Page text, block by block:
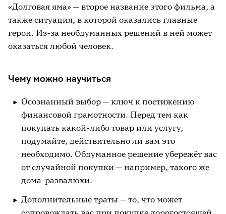
«Долговая яма» — второе название этого фильма, а
также ситуация, в которой оказались главные
герои. Из-за необдуманных решений в ней может
оказаться любой человек.
Чему можно научиться
Осознанный выбор — ключ к постижению
финансовой грамотности. Перед тем как
покупать какой-либо товар или услугу,
подумайте, действительно ли вам это
необходимо. Обдуманное решение убережёт вас
от случайной покупки — например, такого же
дома-развалюхи.
Дополнительные траты — то, что может